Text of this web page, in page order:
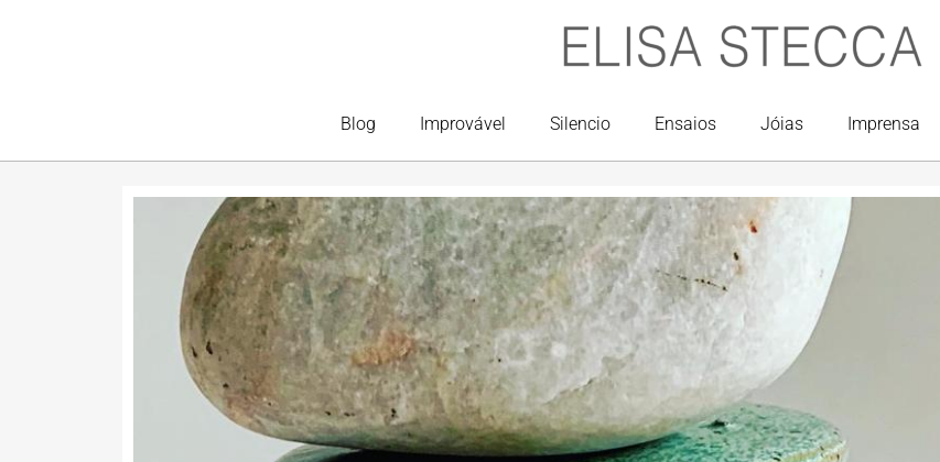
Blog Improvável Silencio Ensaios Jóias Imprensa